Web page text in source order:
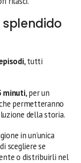
splendido
, tutti
minuti, per un
permetteranno
della storia.
in un’unica
scegliere se
o distribuirli nel